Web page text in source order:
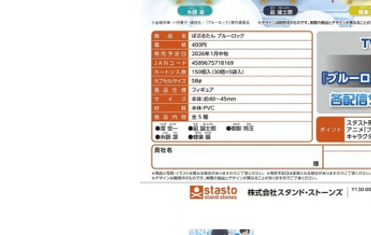
よくあるご質問
ご利用ガイド
06-6282-7659